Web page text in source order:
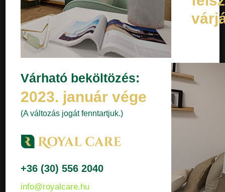
Várható beköltözés:
2023. január vége
(A változás jogát fenntartjuk.)
+36 (30) 556 2040
info@royalcare.hu